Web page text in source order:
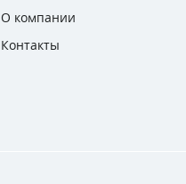
О компании
Контакты